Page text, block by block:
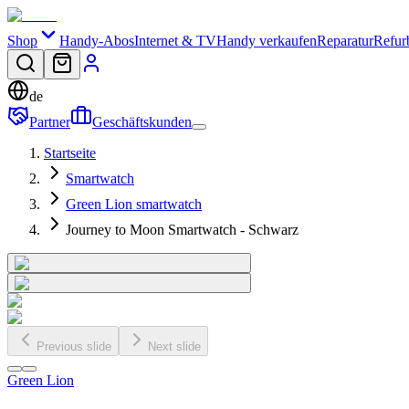
Shop Handy-AbosInternet & TVHandy verkaufenReparatur
de
Partner
Geschäftskunden
Startseite
Smartwatch
Green Lion smartwatch
Journey to Moon Smartwatch - Schwarz
Previous slide Next slide
Green Lion